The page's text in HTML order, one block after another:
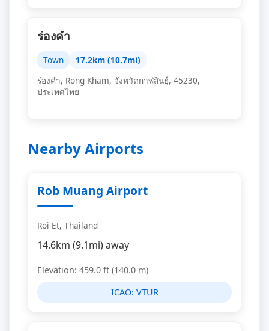
ร่องคำ
Town
17.2km (10.7mi)
ร่องคำ, Rong Kham, จังหวัดกาฬสินธุ์, 45230,
ประเทศไทย
Nearby Airports
Rob Muang Airport
Roi Et, Thailand
14.6km (9.1mi) away
Elevation: 459.0 ft (140.0 m)
ICAO: VTUR